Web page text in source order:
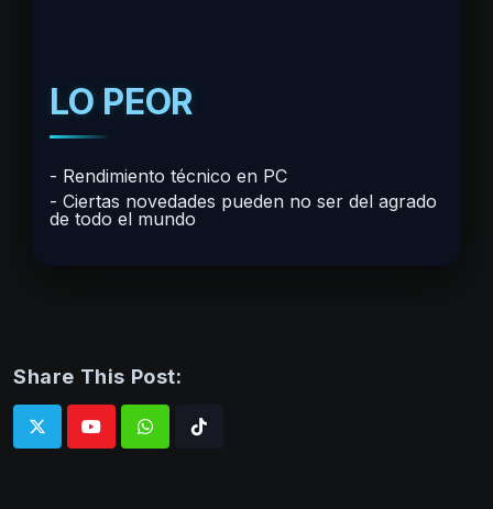
LO PEOR
Rendimiento técnico en PC
Ciertas novedades pueden no ser del agrado
de todo el mundo
Share This Post:
WhatsappTiktok